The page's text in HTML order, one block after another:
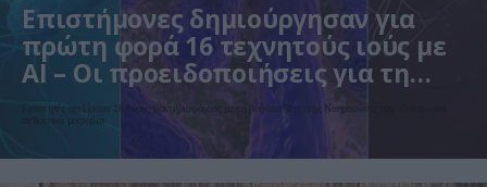
Επιστήμονες δημιούργησαν για
πρώτη φορά 16 τεχνητούς ιούς με
AI – Οι προειδοποιήσεις για τη
βιοασφάλεια
Ερευνητές σχεδίασαν 16 νέους βακτηριοφάγους με τη βοήθεια Τεχνητής Νοημοσύνης που εξοντώνουν
ανθεκτικά μικρόβια